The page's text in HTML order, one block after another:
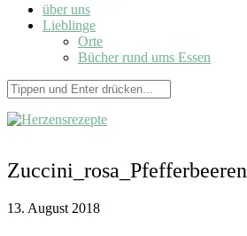
über uns
Lieblinge
Orte
Bücher rund ums Essen
Zuccini_rosa_Pfefferbeeren
13. August 2018